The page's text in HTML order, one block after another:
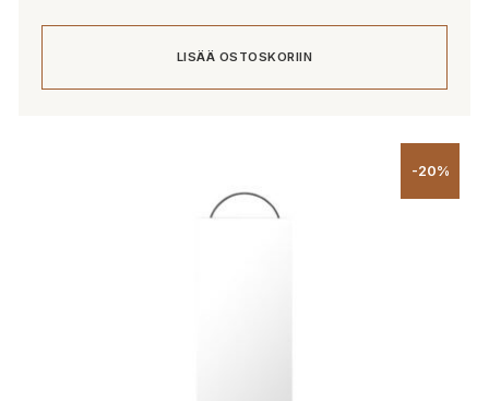
LISÄÄ OSTOSKORIIN
-20%